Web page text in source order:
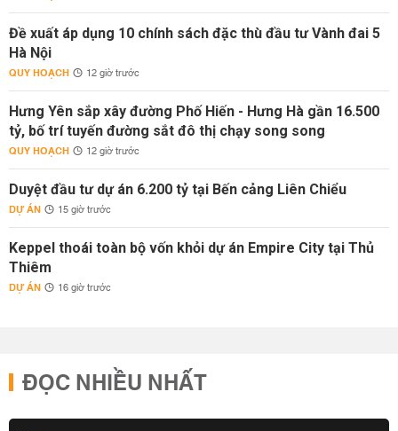
Đề xuất áp dụng 10 chính sách đặc thù đầu tư Vành đai 5
Hà Nội
QUY HOẠCH 12 giờ trước
Hưng Yên sắp xây đường Phố Hiến - Hưng Hà gần 16.500
tỷ, bố trí tuyến đường sắt đô thị chạy song song
QUY HOẠCH 12 giờ trước
Duyệt đầu tư dự án 6.200 tỷ tại Bến cảng Liên Chiểu
DỰ ÁN 15 giờ trước
Keppel thoái toàn bộ vốn khỏi dự án Empire City tại Thủ
Thiêm
DỰ ÁN 16 giờ trước
ĐỌC NHIỀU NHẤT